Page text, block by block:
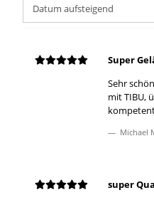
Super
Sehr
mit TIBU,
Michael
super